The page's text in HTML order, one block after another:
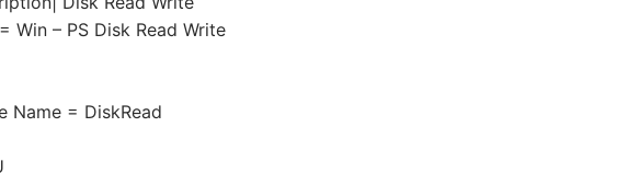
Win – PS Disk Read Write
Name = DiskRead